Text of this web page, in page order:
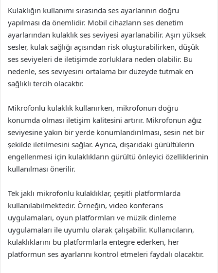
Kulaklığın kullanımı sırasında ses ayarlarının doğru
yapılması da önemlidir. Mobil cihazların ses denetim
ayarlarından kulaklık ses seviyesi ayarlanabilir. Aşırı yüksek
sesler, kulak sağlığı açısından risk oluşturabilirken, düşük
ses seviyeleri de iletişimde zorluklara neden olabilir. Bu
nedenle, ses seviyesini ortalama bir düzeyde tutmak en
sağlıklı tercih olacaktır.
Mikrofonlu kulaklık kullanırken, mikrofonun doğru
konumda olması iletişim kalitesini artırır. Mikrofonun ağız
seviyesine yakın bir yerde konumlandırılması, sesin net bir
şekilde iletilmesini sağlar. Ayrıca, dışarıdaki gürültülerin
engellenmesi için kulaklıkların gürültü önleyici özelliklerinin
kullanılması önerilir.
Tek jaklı mikrofonlu kulaklıklar, çeşitli platformlarda
kullanılabilmektedir. Örneğin, video konferans
uygulamaları, oyun platformları ve müzik dinleme
uygulamaları ile uyumlu olarak çalışabilir. Kullanıcıların,
kulaklıklarını bu platformlarla entegre ederken, her
platformun ses ayarlarını kontrol etmeleri faydalı olacaktır.